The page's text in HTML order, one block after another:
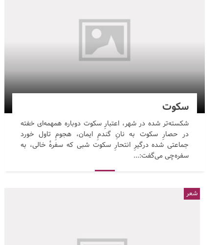
سکوت
شکسته‌تر شده در شهر، اعتبارِ سکوت دوباره همهمه‌ای خفته
در حصارِ سکوت به نانِ گندمِ ایمان، هجومِ تاول خورد
جماعتی شده درگیرِ انتحارِ سکوت شبی که سفرهٔ خالی، به
سفره‌چی می‌گفت:...
شعر